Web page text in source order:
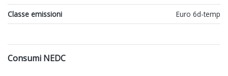
Classe emissioni
Euro 6d-temp
Consumi NEDC